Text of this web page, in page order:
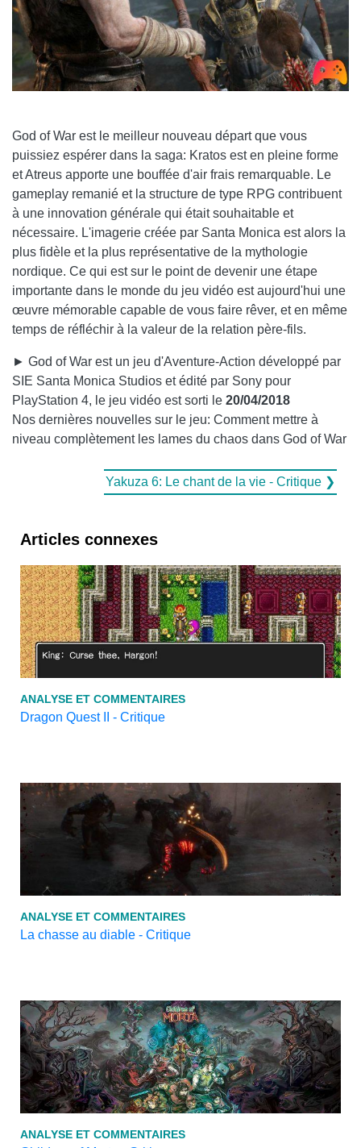
God of War est le meilleur nouveau départ que vous
puissiez espérer dans la saga: Kratos est en pleine forme
et Atreus apporte une bouffée d'air frais remarquable. Le
gameplay remanié et la structure de type RPG contribuent
à une innovation générale qui était souhaitable et
nécessaire. L'imagerie créée par Santa Monica est alors la
plus fidèle et la plus représentative de la mythologie
nordique. Ce qui est sur le point de devenir une étape
importante dans le monde du jeu vidéo est aujourd'hui une
œuvre mémorable capable de vous faire rêver, et en même
temps de réfléchir à la valeur de la relation père-fils.
► God of War est un jeu d'Aventure-Action développé par
SIE Santa Monica Studios et édité par Sony pour
PlayStation 4, le jeu vidéo est sorti le 20/04/2018
Nos dernières nouvelles sur le jeu: Comment mettre à
niveau complètement les lames du chaos dans God of War
Yakuza 6: Le chant de la vie - Critique ❯
Articles connexes
ANALYSE ET COMMENTAIRES
Dragon Quest II - Critique
ANALYSE ET COMMENTAIRES
La chasse au diable - Critique
ANALYSE ET COMMENTAIRES